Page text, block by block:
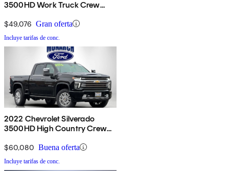
3500HD Work Truck Crew
$49,076 Gran oferta
Incluye tarifas de conc.
2022 Chevrolet Silverado
3500HD High Country Crew
$60,080 Buena oferta
Incluye tarifas de conc.